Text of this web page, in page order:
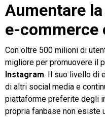
Aumentare
e-commerce
Con oltre 500 milioni di
migliore per promuovere il
Instagram. Il suo livello di
di altri social media e
piattaforme preferite degli
propria fanbase non esiste